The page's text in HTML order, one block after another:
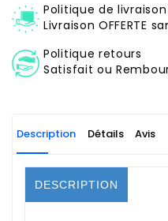
Politique de livraison
Livraison OFFERTE
Politique retours
Satisfait ou
Description Détails Avis
DESCRIPTION